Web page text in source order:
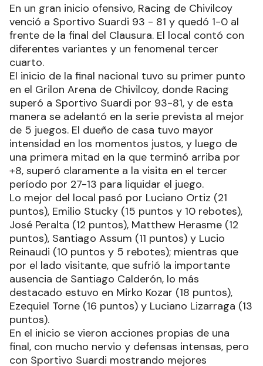
En un gran inicio ofensivo, Racing de Chivilcoy
venció a Sportivo Suardi 93 - 81 y quedó 1-0 al
frente de la final del Clausura. El local contó con
diferentes variantes y un fenomenal tercer
cuarto.
El inicio de la final nacional tuvo su primer punto
en el Grilon Arena de Chivilcoy, donde Racing
superó a Sportivo Suardi por 93-81, y de esta
manera se adelantó en la serie prevista al mejor
de 5 juegos. El dueño de casa tuvo mayor
intensidad en los momentos justos, y luego de
una primera mitad en la que terminó arriba por
+8, superó claramente a la visita en el tercer
período por 27-13 para liquidar el juego.
Lo mejor del local pasó por Luciano Ortiz (21
puntos), Emilio Stucky (15 puntos y 10 rebotes),
José Peralta (12 puntos), Matthew Herasme (12
puntos), Santiago Assum (11 puntos) y Lucio
Reinaudi (10 puntos y 5 rebotes); mientras que
por el lado visitante, que sufrió la importante
ausencia de Santiago Calderón, lo más
destacado estuvo en Mirko Kozar (18 puntos),
Ezequiel Torne (16 puntos) y Luciano Lizarraga (13
puntos).
En el inicio se vieron acciones propias de una
final, con mucho nervio y defensas intensas, pero
con Sportivo Suardi mostrando mejores